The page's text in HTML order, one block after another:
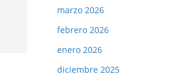
marzo 2026
febrero 2026
enero 2026
diciembre 2025